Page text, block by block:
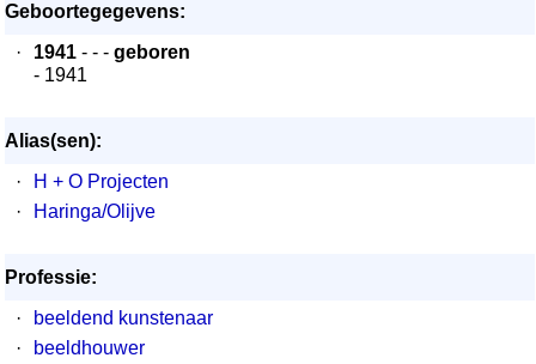
Geboortegegevens:
·
1941 - - - geboren
- 1941
Alias(sen):
·
H + O Projecten
·
Haringa/Olijve
Professie:
·
beeldend kunstenaar
·
beeldhouwer